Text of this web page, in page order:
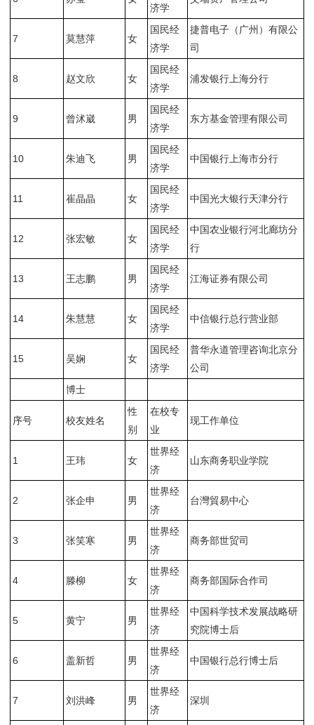
济学
7 莫慧萍 女
国民经
济学
捷普电子（广州）有限公
司
8 赵文欣 女
国民经
济学
浦发银行上海分行
9 曾沭崴 男
国民经
济学
东方基金管理有限公司
10 朱迪飞 男
国民经
济学
中国银行上海市分行
11 崔晶晶 女
国民经
济学
中国光大银行天津分行
12 张宏敏 女
国民经
济学
中国农业银行河北廊坊分
行
13 王志鹏 男
国民经
济学
江海证券有限公司
14 朱慧慧 女
国民经
济学
中信银行总行营业部
15 吴娴 女
国民经
济学
普华永道管理咨询北京分
公司
博士
序号 校友姓名
性
别
在校专
业
现工作单位
1 王玮 女
世界经
济
山东商务职业学院
2 张企申 男
世界经
济
台灣貿易中心
3 张笑寒 男
世界经
济
商务部世贸司
4 滕柳 女
世界经
济
商务部国际合作司
5 黄宁 男
世界经
济
中国科学技术发展战略研
究院博士后
6 盖新哲 男
世界经
济
中国银行总行博士后
7 刘洪峰 男
世界经
济
深圳